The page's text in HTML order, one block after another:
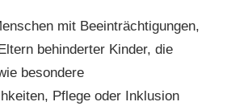
mit Beeinträchtigungen,
behinderter Kinder, die
besondere
Pflege oder Inklusion